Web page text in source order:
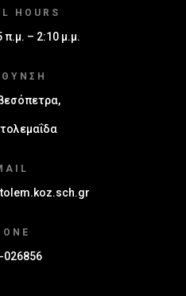
HOURS
π.μ. – 2:10 μ.μ.
026856